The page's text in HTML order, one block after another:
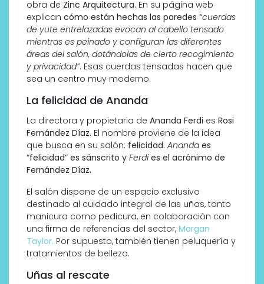
obra de Zinc Arquitectura. En su página web
explican cómo están hechas las paredes “cuerdas
de yute entrelazadas evocan al cabello tensado
mientras es peinado y configuran las diferentes
áreas del salón, dotándolas de cierto recogimiento
y privacidad”. Esas cuerdas tensadas hacen que
sea un centro muy moderno.
La felicidad de Ananda
La directora y propietaria de Ananda Ferdi es Rosi
Fernández Díaz. El nombre proviene de la idea
que busca en su salón: felicidad. Ananda es
“felicidad” es sánscrito y Ferdies el acrónimo de
Fernández Díaz.
El salón dispone de un espacio exclusivo
destinado al cuidado integral de las uñas, tanto
manicura como pedicura, en colaboración con
una firma de referencias del sector, Morgan
Taylor. Por supuesto, también tienen peluquería y
tratamientos de belleza.
Uñas al rescate